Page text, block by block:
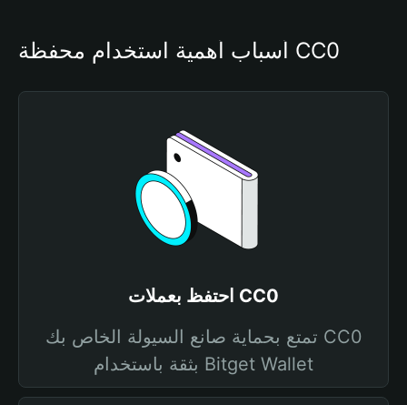
أسباب أهمية استخدام محفظة CC0
احتفظ بعملات CC0
تمتع بحماية صانع السيولة الخاص بك CC0
بثقة باستخدام Bitget Wallet